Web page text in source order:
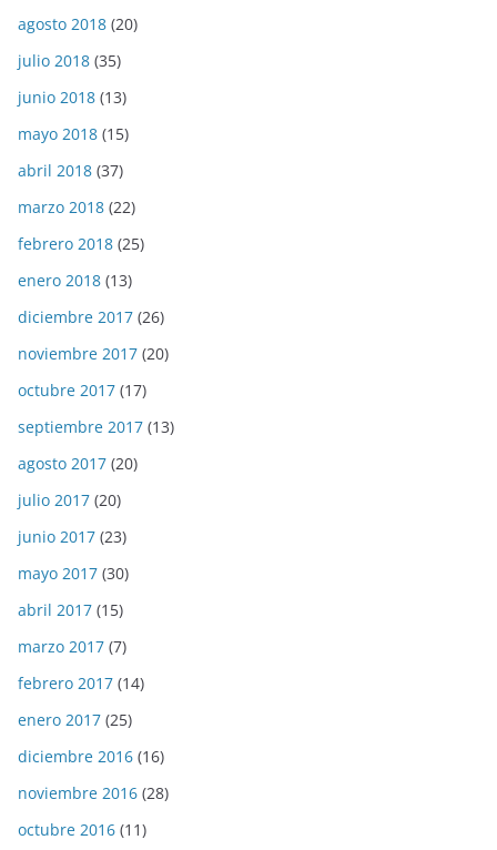
agosto 2018 (20)
julio 2018 (35)
junio 2018 (13)
mayo 2018 (15)
abril 2018 (37)
marzo 2018 (22)
febrero 2018 (25)
enero 2018 (13)
diciembre 2017 (26)
noviembre 2017 (20)
octubre 2017 (17)
septiembre 2017 (13)
agosto 2017 (20)
julio 2017 (20)
junio 2017 (23)
mayo 2017 (30)
abril 2017 (15)
marzo 2017 (7)
febrero 2017 (14)
enero 2017 (25)
diciembre 2016 (16)
noviembre 2016 (28)
octubre 2016 (11)